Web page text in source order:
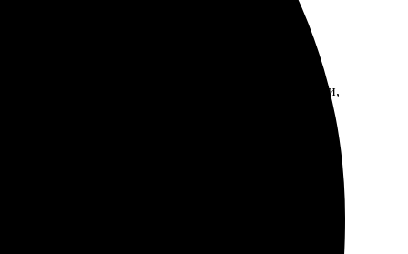
был простым и быстрым. Удобная подача заявки,